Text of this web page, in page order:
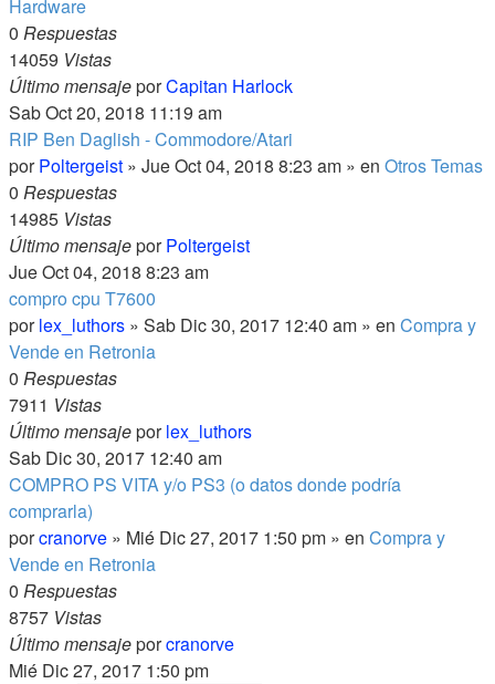
Hardware
0 Respuestas
14059 Vistas
Último mensajeporCapitan Harlock
Sab Oct 20, 2018 11:19 am
RIP Ben Daglish - Commodore/Atari
porPoltergeist » Jue Oct 04, 2018 8:23 am » en Otros Temas
0 Respuestas
14985 Vistas
Último mensajeporPoltergeist
Jue Oct 04, 2018 8:23 am
compro cpu T7600
porlex_luthors » Sab Dic 30, 2017 12:40 am » en Compra y
Vende en Retronia
0 Respuestas
7911 Vistas
Último mensajeporlex_luthors
Sab Dic 30, 2017 12:40 am
COMPRO PS VITA y/o PS3 (o datos donde podría
comprarla)
porcranorve » Mié Dic 27, 2017 1:50 pm » en Compra y
Vende en Retronia
0 Respuestas
8757 Vistas
Último mensajeporcranorve
Mié Dic 27, 2017 1:50 pm